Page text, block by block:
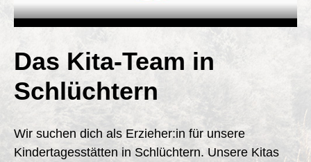
Das Kita-Team in
Schlüchtern
Wir suchen dich als Erzieher:in für unsere
Kindertagesstätten in Schlüchtern. Unsere Kitas